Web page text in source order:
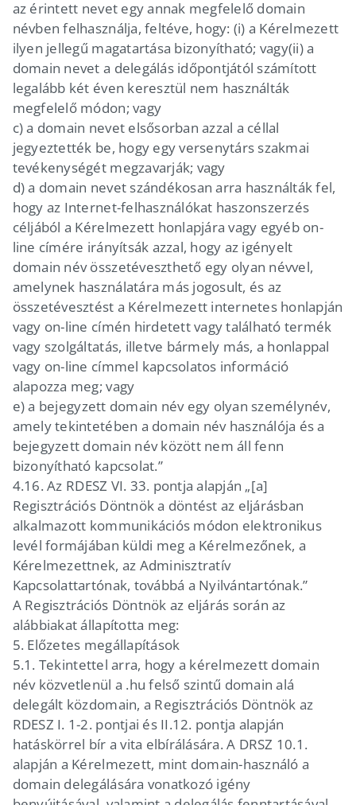
az érintett nevet egy annak megfelelő domain
névben felhasználja, feltéve, hogy: (i) a Kérelmezett
ilyen jellegű magatartása bizonyítható; vagy(ii)a
domain nevet a delegálás időpontjától számított
legalább két éven keresztül nem használták
megfelelő módon; vagy
c)a domain nevet elsősorban azzal a céllal
jegyeztették be, hogy egy versenytárs szakmai
tevékenységét megzavarják; vagy
d)a domain nevet szándékosan arra használták fel,
hogy az Internet-felhasználókat haszonszerzés
céljából a Kérelmezett honlapjára vagy egyéb on-
line címére irányítsák azzal, hogy az igényelt
domain név összetéveszthető egy olyan névvel,
amelynek használatára más jogosult, és az
összetévesztést a Kérelmezett internetes honlapján
vagy on-line címén hirdetett vagy található termék
vagy szolgáltatás, illetve bármely más, a honlappal
vagy on-line címmel kapcsolatos információ
alapozza meg; vagy
e)a bejegyzett domain név egy olyan személynév,
amely tekintetében a domain név használója és a
bejegyzett domain név között nem áll fenn
bizonyítható kapcsolat.”
4.16. Az RDESZ VI. 33. pontja alapján „[a]
Regisztrációs Döntnök a döntést az eljárásban
alkalmazott kommunikációs módon elektronikus
levél formájában küldi meg a Kérelmezőnek, a
Kérelmezettnek, az Adminisztratív
Kapcsolattartónak, továbbá a Nyilvántartónak.”
A Regisztrációs Döntnök az eljárás során az
alábbiakat állapította meg:
5. Előzetes megállapítások
5.1. Tekintettel arra, hogy a kérelmezett domain
név közvetlenül a .hu felső szintű domain alá
delegált közdomain, a Regisztrációs Döntnök az
RDESZ I. 1-2. pontjai és II.12. pontja alapján
hatáskörrel bír a vita elbírálására. A DRSZ 10.1.
alapján a Kérelmezett, mint domain-használó a
domain delegálására vonatkozó igény